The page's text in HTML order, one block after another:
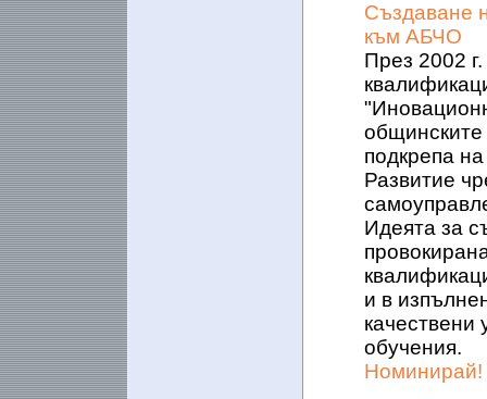
Създаване
към АБЧО
През 2002
подкрепа
Развитие
Идеята за
и в
качествени
обучения.
Номинирай!